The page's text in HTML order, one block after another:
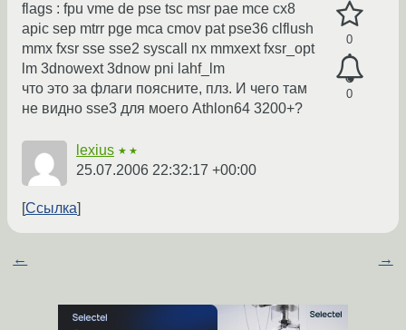
0
0
flags : fpu vme de pse tsc msr pae mce cx8
apic sep mtrr pge mca cmov pat pse36 clflush
mmx fxsr sse sse2 syscall nx mmxext fxsr_opt
lm 3dnowext 3dnow pni lahf_lm
что это за флаги поясните, плз. И чего там
не видно sse3 для моего Athlon64 3200+?
lexius ★★
25.07.2006 22:32:17 +00:00
Ссылка
← →